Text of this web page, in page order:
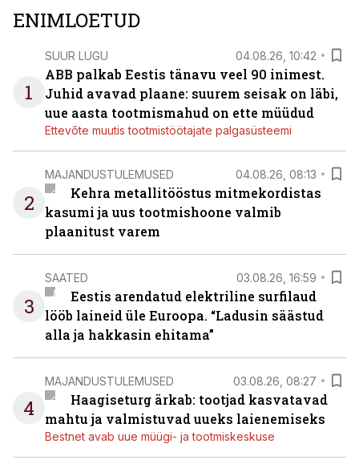
ENIMLOETUD
1
SUUR LUGU 04.08.26, 10:42
ABB palkab Eestis tänavu veel 90 inimest.
Juhid avavad plaane: suurem seisak on läbi,
uue aasta tootmismahud on ette müüdud
Ettevõte muutis tootmistöötajate palgasüsteemi
2
MAJANDUSTULEMUSED 04.08.26, 08:13
Kehra metallitööstus mitmekordistas
kasumi ja uus tootmishoone valmib
plaanitust varem
3
SAATED 03.08.26, 16:59
Eestis arendatud elektriline surfilaud
lööb laineid üle Euroopa. “Ladusin säästud
alla ja hakkasin ehitama”
4
MAJANDUSTULEMUSED 03.08.26, 08:27
Haagiseturg ärkab: tootjad kasvatavad
mahtu ja valmistuvad uueks laienemiseks
Bestnet avab uue müügi- ja tootmiskeskuse